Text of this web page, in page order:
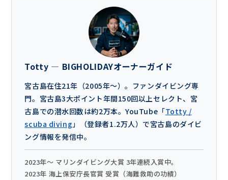
Totty — BIGHOLIDAYオーナーガイド
宮古島在住21年（2005年〜）。ファンダイビング専
門。宮古島3大ポイント年間150回以上セレクト、宮
古島での潜水回数は約2万本。YouTube「Totty /
scuba diving」（登録者1.2万人）で宮古島のダイビ
ング情報を発信中。
2023年〜 マリンダイビング大賞 3年連続入賞中。
2023年 海上保安庁長官賞 受賞（海難救助の功績）